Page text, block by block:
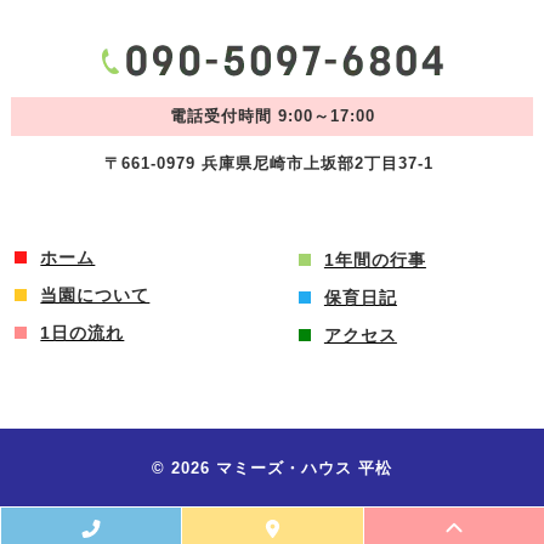
電話受付時間 9:00～17:00
〒661-0979 兵庫県尼崎市上坂部2丁目37-1
ホーム
当園について
1日の流れ
1年間の行事
保育日記
アクセス
© 2026 マミーズ・ハウス 平松